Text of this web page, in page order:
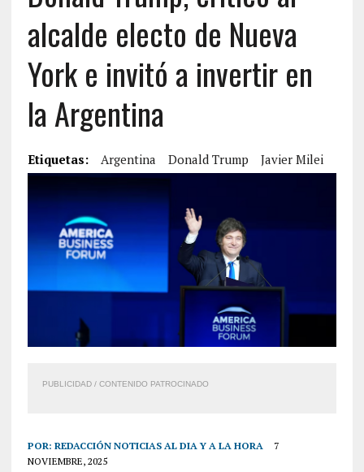
alcalde electo de Nueva
York e invitó a invertir en
la Argentina
Etiquetas: Argentina Donald Trump Javier Milei
PUBLICIDAD / CONTENIDO PATROCINADO
POR: REDACCIÓN NOTICIAS AL DIA Y A LA HORA
7
NOVIEMBRE, 2025